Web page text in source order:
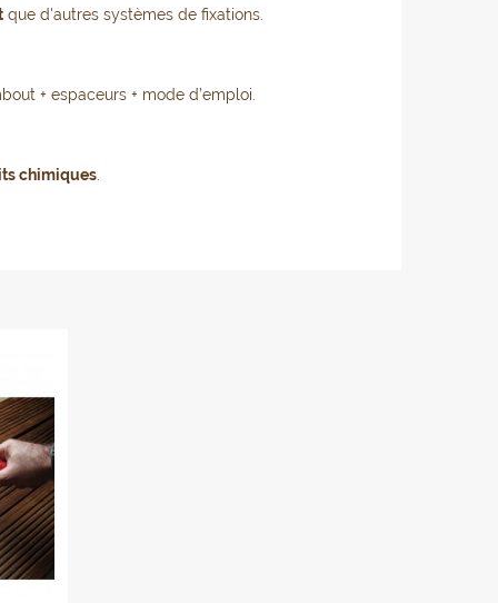
que d'autres systèmes de fixations.
+ espaceurs + mode d’emploi.
chimiques